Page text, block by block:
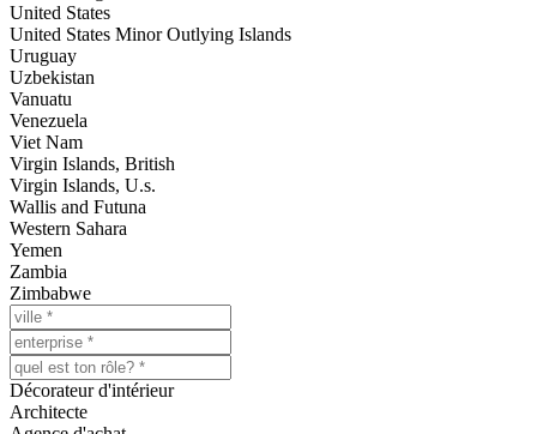
United States
United States Minor Outlying Islands
Uruguay
Uzbekistan
Vanuatu
Venezuela
Viet Nam
Virgin Islands, British
Virgin Islands, U.s.
Wallis and Futuna
Western Sahara
Yemen
Zambia
Zimbabwe
Décorateur d'intérieur
Architecte